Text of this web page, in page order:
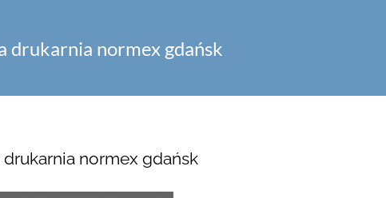
drukarnia normex gdańsk
drukarnia normex gdańsk